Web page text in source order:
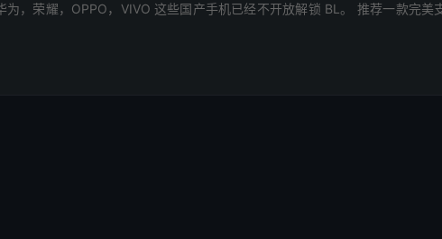
，荣耀，OPPO，VIVO 这些国产手机已经不开放解锁 BL。 推荐一款完